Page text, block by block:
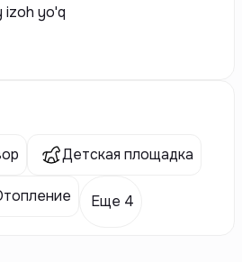
izoh yo'q
Детская площадка
Еще 4